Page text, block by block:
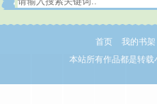
首页 我的书架
本站所有作品都是转载